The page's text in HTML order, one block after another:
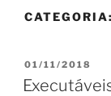
CATEGORIA:
PUBLICADO
EM
01/11/2018